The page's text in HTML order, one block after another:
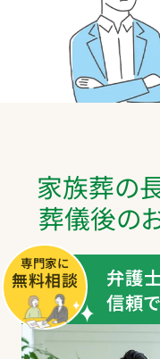
家族葬の
葬儀後の
専門家に
無料相談
弁護
信頼